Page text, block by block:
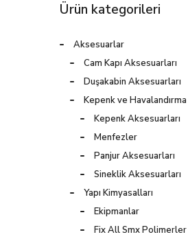
Ürün kategorileri
Aksesuarlar
Cam Kapı Aksesuarları
Duşakabin Aksesuarları
Kepenk ve Havalandırma
Kepenk Aksesuarları
Menfezler
Panjur Aksesuarları
Sineklik Aksesuarları
Yapı Kimyasalları
Ekipmanlar
Fix All Smx Polimerler